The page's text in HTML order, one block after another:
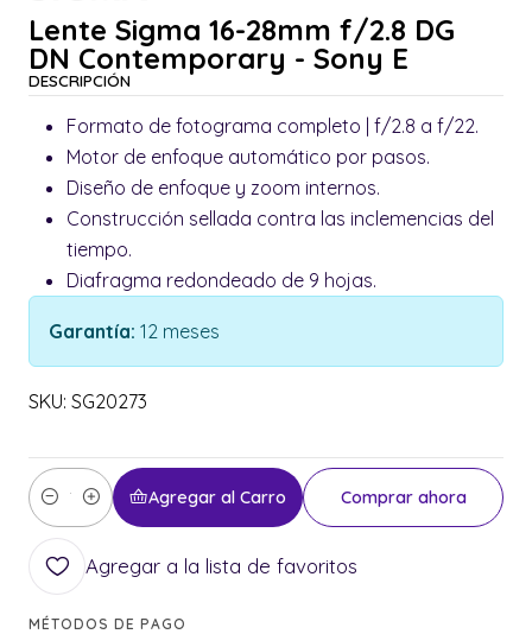
Lente Sigma 16-28mm f/2.8 DG
DN Contemporary - Sony E
DESCRIPCIÓN
Formato de fotograma completo | f/2.8 a f/22.
Motor de enfoque automático por pasos.
Diseño de enfoque y zoom internos.
Construcción sellada contra las inclemencias del
tiempo.
Diafragma redondeado de 9 hojas.
Garantía: 12 meses
SKU: SG20273
Cantidad
Agregar al Carro Comprar ahora
Agregar a la lista de favoritos
MÉTODOS DE PAGO